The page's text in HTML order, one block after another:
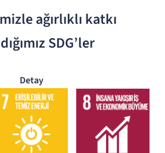
ağırlıklı katkı
SDG’ler
Detay